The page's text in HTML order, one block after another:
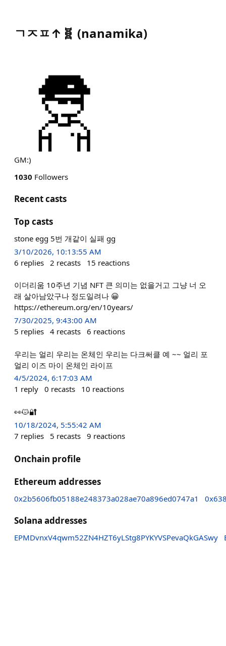
ㄱㅈㅍ↑🧬 (nanamika)
GM:)
1030 Followers
Recent casts
Top casts
stone egg 5번 개같이 실패 gg
3/10/2026, 10:13:55 AM
6 replies 2 recasts 15 reactions
이더리움 10주년 기념 NFT 큰 의미는 없을거고 그냥 너 오
래 살아남았구나 정도일려나 😀
https://ethereum.org/en/10years/
7/30/2025, 9:43:00 AM
5 replies 4 recasts 6 reactions
우리는 얼리 우리는 온체인 우리는 다크써클 예 ~~ 얼리 포
얼리 이즈 마이 온체인 라이프
4/5/2024, 6:17:03 AM
1 reply 0 recasts 10 reactions
👀😾🔐
10/18/2024, 5:55:42 AM
7 replies 5 recasts 9 reactions
Onchain profile
Ethereum addresses
0x2b5606fb05188e248373a028ae70a896ed0747a1
Solana addresses
EPMDvnxV4qwm52ZN4HZT6yLStg8PYKYVSPevaQkGASwy